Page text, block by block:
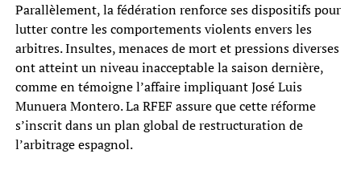
Parallèlement, la fédération renforce ses dispositifs pour
lutter contre les comportements violents envers les
arbitres. Insultes, menaces de mort et pressions diverses
ont atteint un niveau inacceptable la saison dernière,
comme en témoigne l’affaire impliquant José Luis
Munuera Montero. La RFEF assure que cette réforme
s’inscrit dans un plan global de restructuration de
l’arbitrage espagnol.